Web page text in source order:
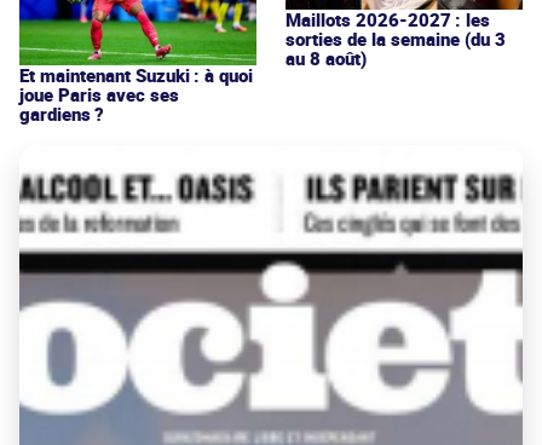
Et maintenant Suzuki : à quoi
joue Paris avec ses
gardiens ?
Maillots 2026-2027 : les
sorties de la semaine (du 3
au 8 août)